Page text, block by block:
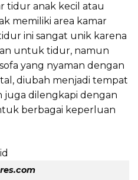
tidur anak kecil atau
memiliki area kamar
ini sangat unik karena
untuk tidur, namun
yang nyaman dengan
diubah menjadi tempat
dilengkapi dengan
berbagai keperluan